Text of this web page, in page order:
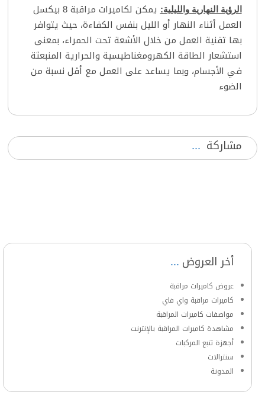
الرؤية النهارية والليلية:
يمكن لكاميرات مراقبة 8 بيكسل
العمل أثناء النهار أو الليل بنفس الكفاءة، حيث يتوافر
بها تقنية العمل من خلال الأشعة تحت الحمراء، بمعنى
استشعار الطاقة الكهرومغناطيسية والحرارية المنبعثة
في الأجسام، وبما يساعد على العمل مع أقل نسبة من
الضوء
مشاركة
أخر العروض
عروض كاميرات مراقبة
كاميرات مراقبة واي فاي
مواصفات كاميرات المراقبة
مشاهدة كاميرات المراقبة بالإنترنت
أجهزة تتبع المركبات
سنترالات
المدونة